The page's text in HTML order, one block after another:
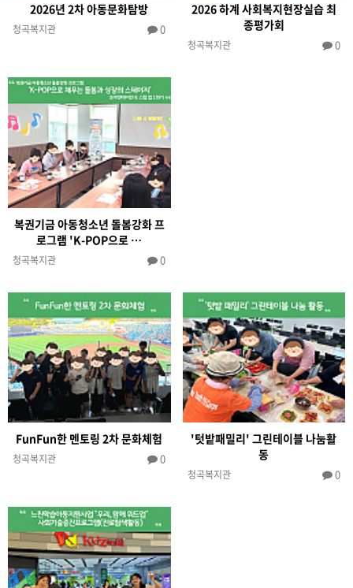
2026년 2차 아동문화탐방
청곡복지관 0
2026 하계 사회복지현장실습 최
종평가회
청곡복지관 0
복권기금 아동청소년 돌봄강화 프
로그램 'K-POP으로 …
청곡복지관 0
FunFun한 멘토링 2차 문화체험
청곡복지관 0
'텃밭패밀리' 그린테이블 나눔활
동
청곡복지관 0